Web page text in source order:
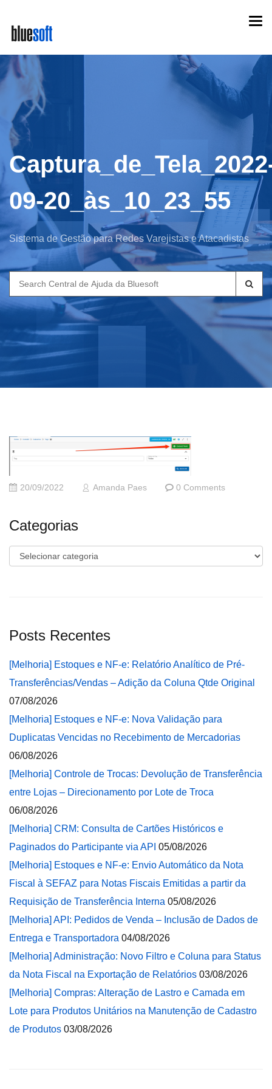
main
content
09-20_às_10_23_55
Sistema de Gestão para Redes Varejistas e Atacadistas
Search
for:
20/09/2022 Amanda Paes 0 Comments
Categorias
Categorias
Posts Recentes
[Melhoria] Estoques e NF-e: Relatório Analítico de Pré-
Transferências/Vendas – Adição da Coluna Qtde Original
07/08/2026
[Melhoria] Estoques e NF-e: Nova Validação para
Duplicatas Vencidas no Recebimento de Mercadorias
06/08/2026
[Melhoria] Controle de Trocas: Devolução de Transferência
entre Lojas – Direcionamento por Lote de Troca
06/08/2026
[Melhoria] CRM: Consulta de Cartões Históricos e
Paginados do Participante via API 05/08/2026
[Melhoria] Estoques e NF-e: Envio Automático da Nota
Fiscal à SEFAZ para Notas Fiscais Emitidas a partir da
Requisição de Transferência Interna 05/08/2026
[Melhoria] API: Pedidos de Venda – Inclusão de Dados de
Entrega e Transportadora 04/08/2026
[Melhoria] Administração: Novo Filtro e Coluna para Status
da Nota Fiscal na Exportação de Relatórios 03/08/2026
[Melhoria] Compras: Alteração de Lastro e Camada em
Lote para Produtos Unitários na Manutenção de Cadastro
de Produtos 03/08/2026